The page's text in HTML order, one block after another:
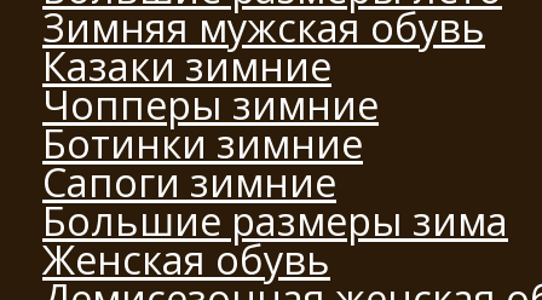
Зимняя мужская обувь
Казаки зимние
Чопперы зимние
Ботинки зимние
Сапоги зимние
Большие размеры зима
Женская обувь